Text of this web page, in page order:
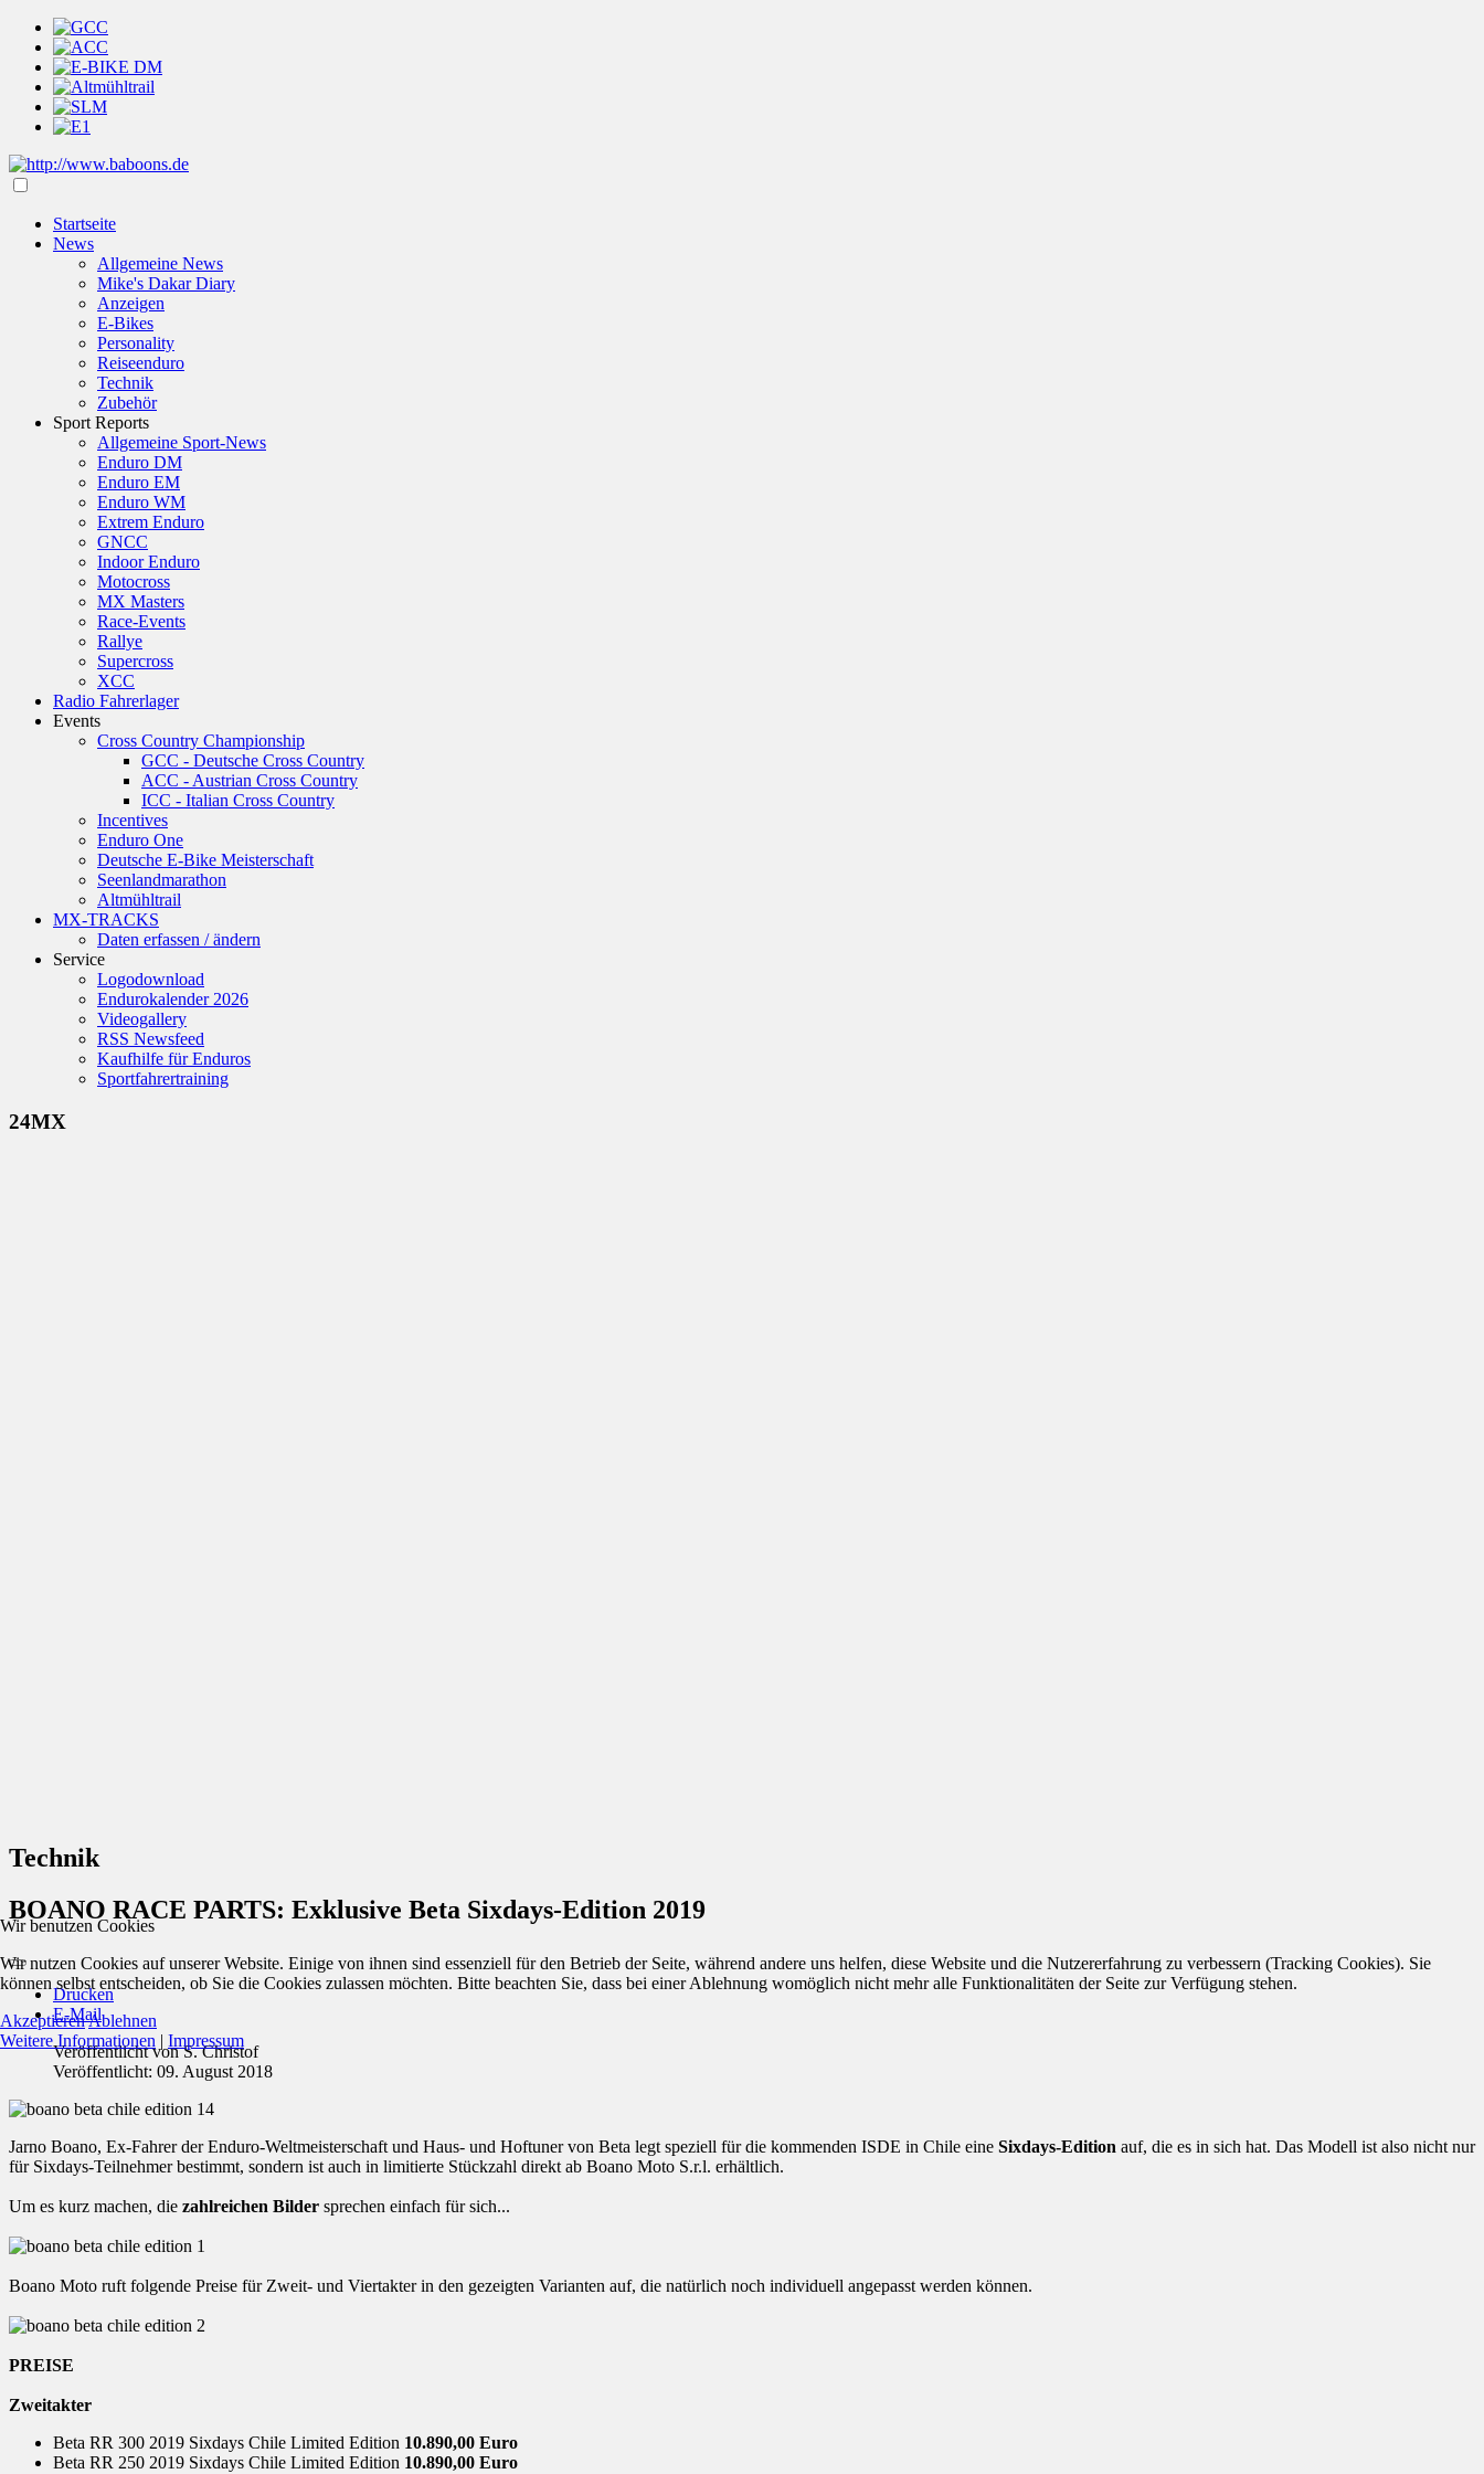
Startseite
News
Allgemeine News
Mike's Dakar Diary
Anzeigen
E-Bikes
Personality
Reiseenduro
Technik
Zubehör
Sport Reports
Allgemeine Sport-News
Enduro DM
Enduro EM
Enduro WM
Extrem Enduro
GNCC
Indoor Enduro
Motocross
MX Masters
Race-Events
Rallye
Supercross
XCC
Radio Fahrerlager
Events
Cross Country Championship
GCC - Deutsche Cross Country
ACC - Austrian Cross Country
ICC - Italian Cross Country
Incentives
Enduro One
Deutsche E-Bike Meisterschaft
Seenlandmarathon
Altmühltrail
MX-TRACKS
Daten erfassen / ändern
Service
Logodownload
Endurokalender 2026
Videogallery
RSS Newsfeed
Kaufhilfe für Enduros
Sportfahrertraining
24MX
Technik
BOANO RACE PARTS: Exklusive Beta Sixdays-Edition 2019
Drucken
E-Mail
Veröffentlicht vonS. Christof
Veröffentlicht: 09. August 2018
Jarno Boano, Ex-Fahrer der Enduro-Weltmeisterschaft und Haus- und Hoftuner von Beta legt speziell für die kommenden ISDE in Chile eine Sixdays-Edition auf, die es in sich hat. Das Modell ist also nicht nur
für Sixdays-Teilnehmer bestimmt, sondern ist auch in limitierte Stückzahl direkt ab Boano Moto S.r.l. erhältlich.
Um es kurz machen, die zahlreichen Bilder sprechen einfach für sich...
Boano Moto ruft folgende Preise für Zweit- und Viertakter in den gezeigten Varianten auf, die natürlich noch individuell angepasst werden können.
PREISE
Zweitakter
Beta RR 300 2019 Sixdays Chile Limited Edition 10.890,00 Euro
Beta RR 250 2019 Sixdays Chile Limited Edition 10.890,00 Euro
Wir benutzen Cookies
Wir nutzen Cookies auf unserer Website. Einige von ihnen sind essenziell für den Betrieb der Seite, während andere uns helfen, diese Website und die Nutzererfahrung zu verbessern (Tracking Cookies). Sie
können selbst entscheiden, ob Sie die Cookies zulassen möchten. Bitte beachten Sie, dass bei einer Ablehnung womöglich nicht mehr alle Funktionalitäten der Seite zur Verfügung stehen.
AkzeptierenAblehnen
Weitere Informationen | Impressum